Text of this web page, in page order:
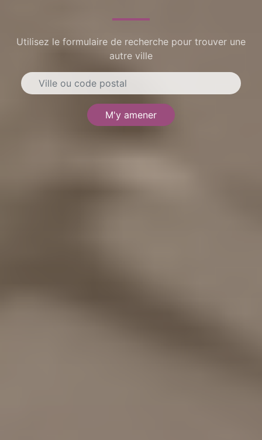
Utilisez le formulaire de recherche pour trouver une
autre ville
M'y amener